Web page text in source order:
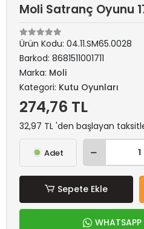
Moli Satranç Oyunu
Ürün Kodu: 04.11.SM65.0028
Barkod: 8681511001711
Marka: Moli
Kategori: Kutu Oyunları
274,76 TL
32,97 TL 'den başlayan
Adet
Sepete Ekle
WHATSAPP